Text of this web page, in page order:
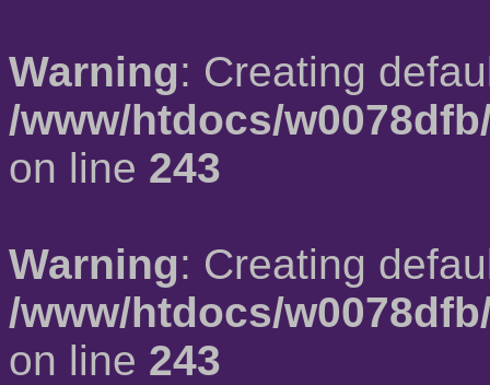
Warning: Creating
/www/htdocs/
on line 243
Warning: Creating
/www/htdocs/
on line 243